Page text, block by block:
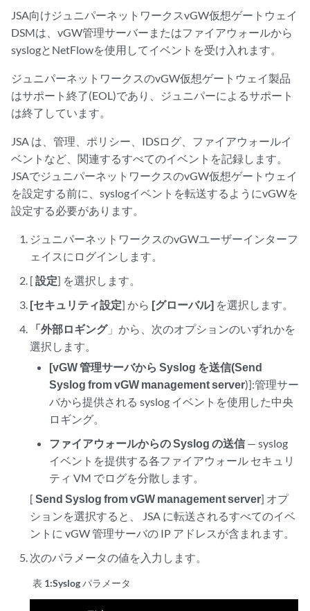
JSA向けジュニパーネットワークスvGW仮想ゲートウェイ
DSMは、vGW管理サーバーまたはファイアウォールから
syslogとNetFlowを使用してイベントを受け入れます。
ジュニパーネットワークスのvGW仮想ゲートウェイ製品
はサポート終了(EOL)であり、ジュニパーによるサポート
は終了しています。
JSA は、管理、ポリシー、IDSログ、ファイアウォールイ
ベントなど、関連するすべてのイベントを記録します。
JSAでジュニパーネットワークスのvGW仮想ゲートウェイ
を設定する前に、syslogイベントを転送するようにvGWを
設定する必要があります。
ジュニパーネットワークスのvGWユーザーインターフ
ェイスにログインします。
[設定] を選択します。
[セキュリティ設定] から [グローバル] を選択します。
「外部ロギング」から、次のオプションのいずれかを
選択します。
[vGW 管理サーバから Syslog を送信(Send
Syslog from vGW management server)]:管理サー
バから提供される syslog イベントを使用した中央
ロギング。
ファイアウォールからの Syslog の送信— syslog
イベントを提供する各ファイアウォール セキュリ
ティ VM でログを分散します。
[Send Syslog from vGW management server] オプ
ションを選択すると、 JSA に転送されるすべてのイベ
ントに vGW 管理サーバの IP アドレスが含まれます。
次のパラメータの値を入力します。
表 1:Syslog パラメータ